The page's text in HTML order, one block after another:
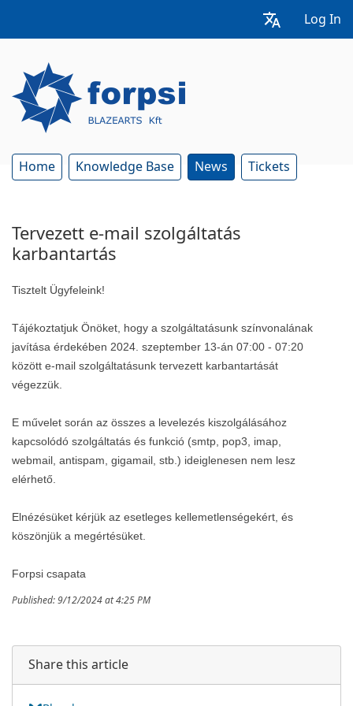
Log In
Home Knowledge Base News Tickets
Tervezett e-mail szolgáltatás
karbantartás
Tisztelt Ügyfeleink!
Tájékoztatjuk Önöket, hogy a szolgáltatásunk színvonalának
javítása érdekében 2024. szeptember 13-án 07:00 - 07:20
között e-mail szolgáltatásunk tervezett karbantartását
végezzük.
E művelet során az összes a levelezés kiszolgálásához
kapcsolódó szolgáltatás és funkció (smtp, pop3, imap,
webmail, antispam, gigamail, stb.) ideiglenesen nem lesz
elérhető.
Elnézésüket kérjük az esetleges kellemetlenségekért, és
köszönjük a megértésüket.
Forpsi csapata
Published: 9/12/2024 at 4:25 PM
Share this article